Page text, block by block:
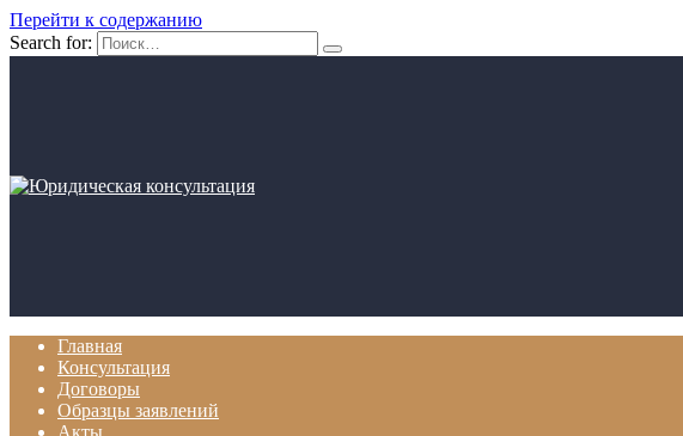
Перейти к содержанию
Search for:
Главная
Консультация
Договоры
Образцы заявлений
Акты